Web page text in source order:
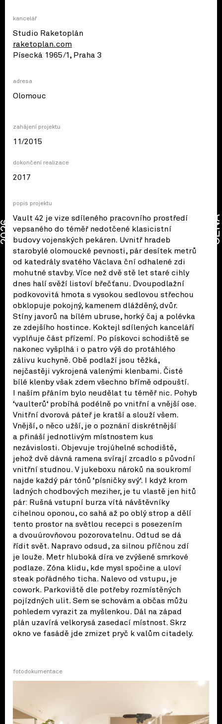
kancelář
Studio Raketoplán
raketoplan.com
Písecká 1965/1, Praha 3
adresa
Olomouc
zahájení projektu
11/2015
dokončení realizace
2017
popis projektu
Vault 42 je vize sdíleného pracovního prostředí
vepsaného do téměř nedotčené klasicistní
budovy vojenských pekáren. Uvnitř hradeb
starobylé olomoucké pevnosti, pár desítek metrů
od katedrály svatého Václava ční odhalené zdi
mohutné stavby. Více než dvě stě let staré cihly
dnes halí svěží listoví břečťanu. Dvoupodlažní
podkovovitá hmota s vysokou sedlovou střechou
obklopuje pokojný, kamenem dlážděný, dvůr.
Stíny javorů na bílém ubruse, horký čaj a polévka
ze zdejšího hostince. Koktejl sdílených kanceláří
vyplňuje část přízemí. Po pískovci schodiště se
nakonec vyšplhá i o patro výš do protáhlého
zálivu kuchyně. Obě podlaží jsou těžká,
nejčastěji vykrojená valenými klenbami. Čisté
bílé klenby však zdem všechno břímě odpouští.
I naším přáním bylo neudělat tu téměř nic. Pohyb
‘vaulterů‘ probíhá podélně po vnitřní a vnější ose.
Vnitřní dvorová páteř je kratší a slouží všem.
Vnější, o něco užší, je o poznání diskrétnější
a přináší jednotlivým místnostem kus
nezávislosti. Objevuje trojúhelné schodiště,
jehož dvě dávná ramena svírají zrcadlo s původní
vnitřní studnou. V jukeboxu nároků na soukromí
najde každý pár tónů ‘písničky svý‘. I když krom
ladných chodbových meziher, je tu vlastě jen hitů
pár: Rušná vstupní burza vítá návštěvníky
cihelnou oponou, co sahá až po oblý strop a dělí
tento prostor na světlou recepci s posezením
a dvouúrovňovou pozorovatelnu. Odtud se dá
řídit svět. Napravo odsud, za silnou příčnou zdí
je louže. Metr hluboká díra ve zvýšené smrkové
podlaze. Zóna klidu, kde mysl spočine a uloví
steak pořádného ticha. Nalevo od vstupu, je
cowork. Parkoviště dle potřeby rozmístěných
pojízdných ulit. Sem se schovám a občas můžu
pohledem vyrazit za myšlenkou. Dál na západ
plán uzavírá velkorysá zasedací místnost. Skrz
okno ve fasádě jde zmizet pryč k valům citadely.
fotodokumentace
2026 CENA